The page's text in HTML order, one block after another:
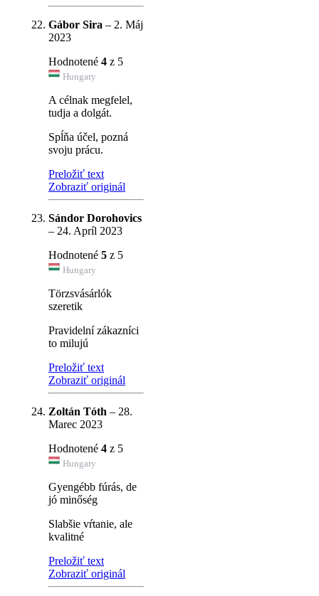
Gábor Sira – 2. Máj
2023
Hodnotené 4 z 5
Hungary
A célnak megfelel,
tudja a dolgát.
Spĺňa účel, pozná
svoju prácu.
Preložiť text
Zobraziť originál
Sándor Dorohovics
– 24. Apríl 2023
Hodnotené 5 z 5
Hungary
Törzsvásárlók
szeretik
Pravidelní zákazníci
to milujú
Preložiť text
Zobraziť originál
Zoltán Tóth – 28.
Marec 2023
Hodnotené 4 z 5
Hungary
Gyengébb fúrás, de
jó minőség
Slabšie vŕtanie, ale
kvalitné
Preložiť text
Zobraziť originál